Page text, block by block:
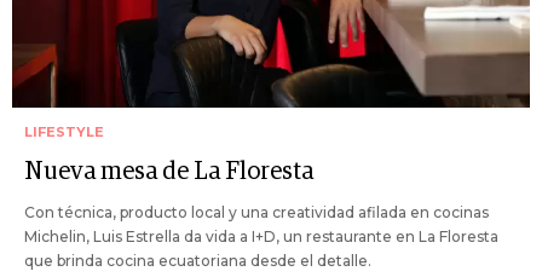
LIFESTYLE
Nueva mesa de La Floresta
Con técnica, producto local y una creatividad afilada en cocinas
Michelin, Luis Estrella da vida a I+D, un restaurante en La Floresta
que brinda cocina ecuatoriana desde el detalle.